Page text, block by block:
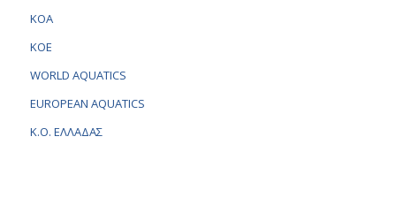
KOA
KOE
WORLD AQUATICS
EUROPEAN AQUATICS
K.O. ΕΛΛΑΔΑΣ